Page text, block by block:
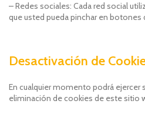
– Redes sociales: Cada red social
que usted pueda pinchar en botones
Desactivación de
En cualquier momento podrá ejercer
eliminación de cookies de este sitio